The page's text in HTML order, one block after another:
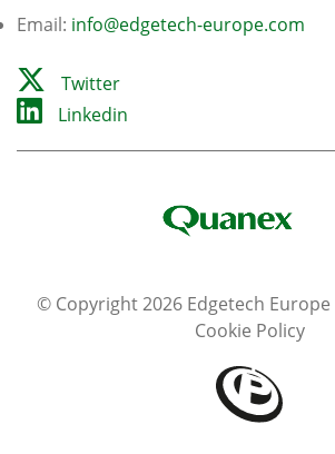
Email: info@edgetech-europe.com
Twitter
Linkedin
© Copyright 2026 Edgetech Europe
Cookie Policy